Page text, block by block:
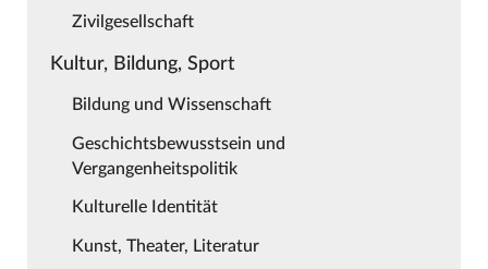
Zivilgesellschaft
Kultur, Bildung, Sport
Bildung und Wissenschaft
Geschichtsbewusstsein und
Vergangenheitspolitik
Kulturelle Identität
Kunst, Theater, Literatur